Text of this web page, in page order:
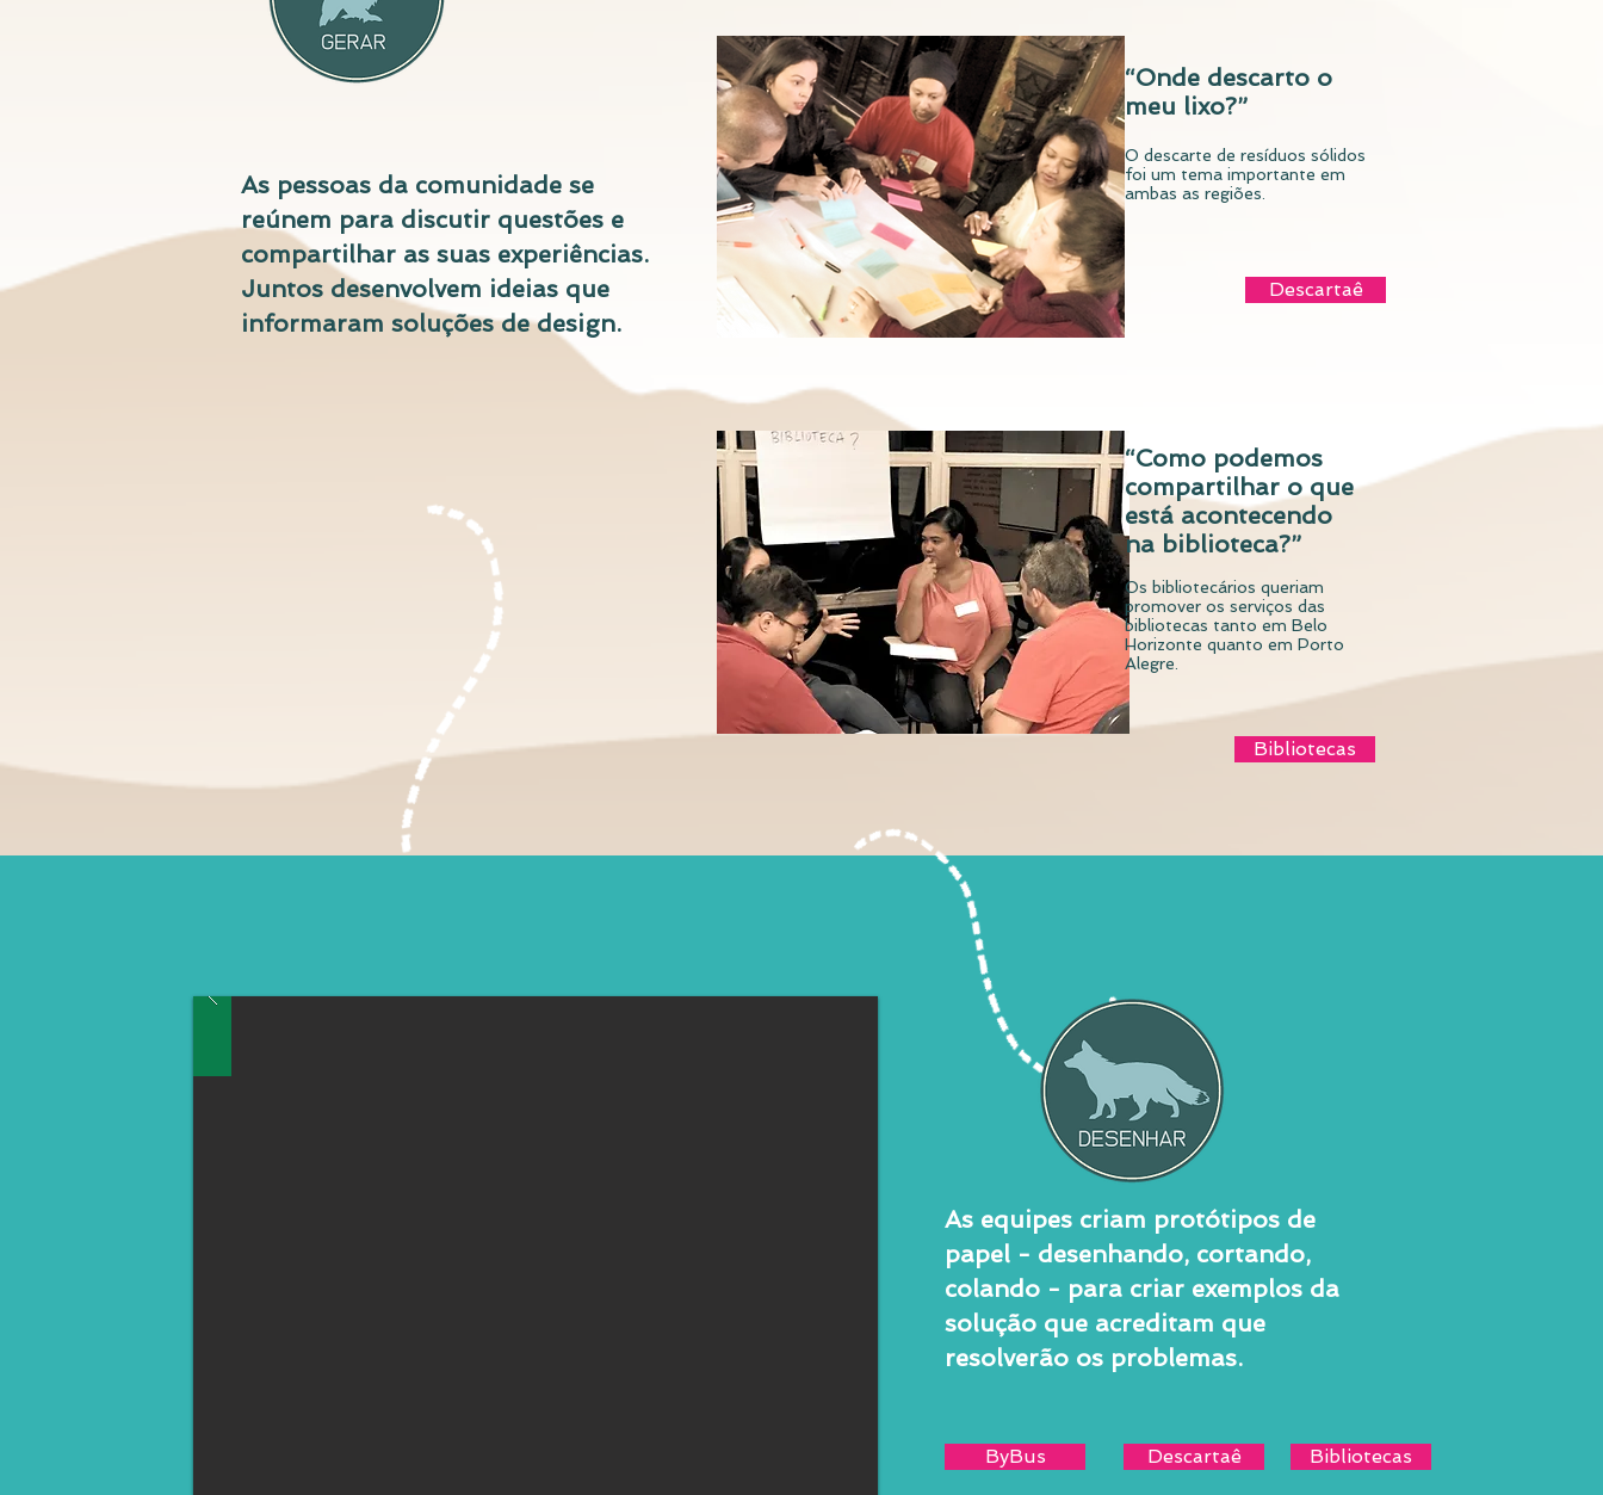
Bybus
As pessoas da comunidade se
reúnem para discutir questões e
compartilhar as suas experiências.
Juntos desenvolvem ideias que
informaram soluções de design.
“Onde descarto o
meu lixo?”
O descarte de resíduos sólidos
foi um tema importante em
ambas as regiões.
Descartaê
“Como podemos
compartilhar o que
está acontecendo
na biblioteca?”
Os bibliotecários queriam
promover os serviços das
bibliotecas tanto em Belo
Horizonte quanto em Porto
Alegre.
Bibliotecas
As equipes criam protótipos de
papel - desenhando, cortando,
colando - para criar exemplos da
solução que acreditam que
resolverão os problemas.
ByBus Descartaê Bibliotecas